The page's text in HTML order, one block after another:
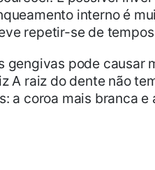
interno é
repetir-se de
gengivas pode causar
A raiz do dente não
a coroa mais branca